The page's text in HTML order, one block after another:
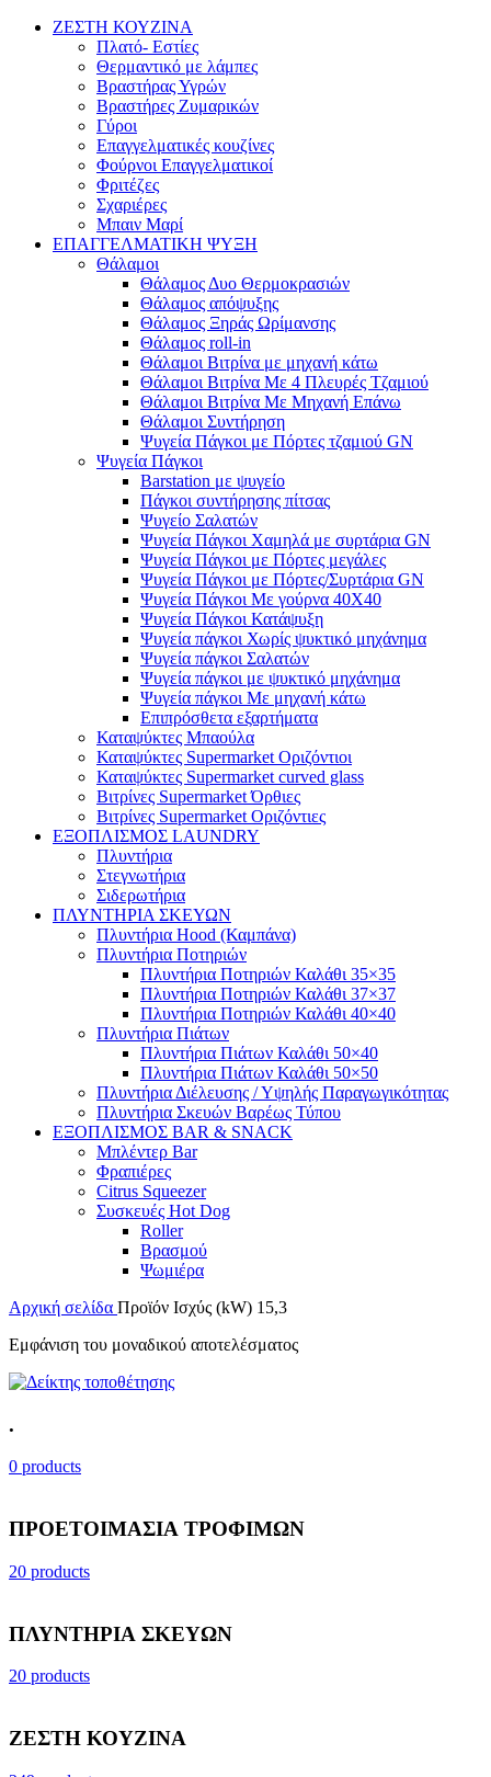
ΖΕΣΤΗ ΚΟΥΖΙΝΑ
Πλατό- Εστίες
Θερμαντικό με λάμπες
Βραστήρας Υγρών
Βραστήρες Ζυμαρικών
Γύροι
Επαγγελματικές κουζίνες
Φούρνοι Επαγγελματικοί
Φριτέζες
Σχαριέρες
Μπαιν Μαρί
ΕΠΑΓΓΕΛΜΑΤΙΚΗ ΨΥΞΗ
Θάλαμοι
Θάλαμος Δυο Θερμοκρασιών
Θάλαμος απόψυξης
Θάλαμος Ξηράς Ωρίμανσης
Θάλαμος roll-in
Θάλαμοι Βιτρίνα με μηχανή κάτω
Θάλαμοι Βιτρίνα Με 4 Πλευρές Τζαμιού
Θάλαμοι Βιτρίνα Με Μηχανή Επάνω
Θάλαμοι Συντήρηση
Ψυγεία Πάγκοι με Πόρτες τζαμιού GN
Ψυγεία Πάγκοι
Barstation με ψυγείο
Πάγκοι συντήρησης πίτσας
Ψυγείο Σαλατών
Ψυγεία Πάγκοι Χαμηλά με συρτάρια GN
Ψυγεία Πάγκοι με Πόρτες μεγάλες
Ψυγεία Πάγκοι με Πόρτες/Συρτάρια GN
Ψυγεία Πάγκοι Με γούρνα 40Χ40
Ψυγεία Πάγκοι Κατάψυξη
Ψυγεία πάγκοι Χωρίς ψυκτικό μηχάνημα
Ψυγεία πάγκοι Σαλατών
Ψυγεία πάγκοι με ψυκτικό μηχάνημα
Ψυγεία πάγκοι Με μηχανή κάτω
Επιπρόσθετα εξαρτήματα
Καταψύκτες Μπαούλα
Καταψύκτες Supermarket Οριζόντιοι
Καταψύκτες Supermarket curved glass
Βιτρίνες Supermarket Όρθιες
Βιτρίνες Supermarket Οριζόντιες
ΕΞΟΠΛΙΣΜΟΣ LAUNDRY
Πλυντήρια
Στεγνωτήρια
Σιδερωτήρια
ΠΛΥΝΤΗΡΙΑ ΣΚΕΥΩΝ
Πλυντήρια Hood (Καμπάνα)
Πλυντήρια Ποτηριών
Πλυντήρια Ποτηριών Καλάθι 35×35
Πλυντήρια Ποτηριών Καλάθι 37×37
Πλυντήρια Ποτηριών Καλάθι 40×40
Πλυντήρια Πιάτων
Πλυντήρια Πιάτων Καλάθι 50×40
Πλυντήρια Πιάτων Καλάθι 50×50
Πλυντήρια Διέλευσης / Υψηλής Παραγωγικότητας
Πλυντήρια Σκευών Βαρέως Τύπου
ΕΞΟΠΛΙΣΜΟΣ BAR & SNACK
Μπλέντερ Bar
Φραπιέρες
Citrus Squeezer
Συσκευές Hot Dog
Roller
Βρασμού
Ψωμιέρα
Αρχική σελίδα Προϊόν Ισχύς (kW) 15,3
Εμφάνιση του μοναδικού αποτελέσματος
.
0 products
ΠΡΟΕΤΟΙΜΑΣΙΑ ΤΡΟΦΙΜΩΝ
20 products
ΠΛΥΝΤΗΡΙΑ ΣΚΕΥΩΝ
20 products
ΖΕΣΤΗ ΚΟΥΖΙΝΑ